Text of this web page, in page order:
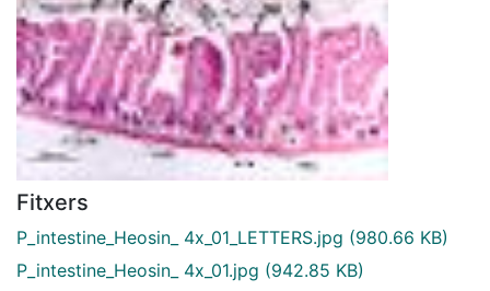
Fitxers
P_intestine_Heosin_ 4x_01_LETTERS.jpg (980.66 KB)
P_intestine_Heosin_ 4x_01.jpg (942.85 KB)